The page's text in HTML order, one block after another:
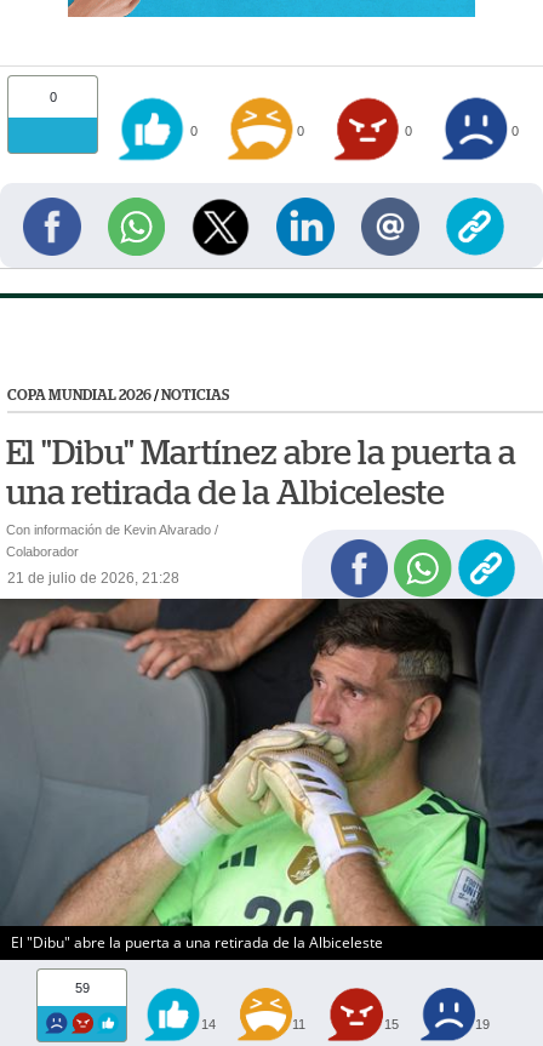
0
0 0 0 0
COPA MUNDIAL 2026/NOTICIAS
El "Dibu" Martínez abre la puerta a
una retirada de la Albiceleste
Con información de Kevin Alvarado /
Colaborador
21 de julio de 2026, 21:28
El "Dibu" abre la puerta a una retirada de la Albiceleste
59
14 11 15 19